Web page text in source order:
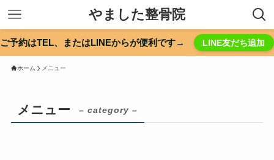
やました整骨院
ご予約はTEL、またはLINEからが便利です→ LINE友だち追加
ホーム メニュー
メニュー – category –